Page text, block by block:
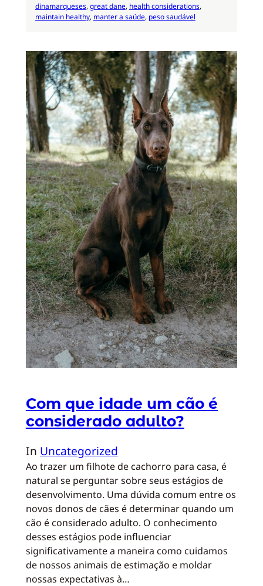
dinamarqueses, great dane, health considerations
maintain healthy, manter a saúde, peso saudável
Com que idade um cão é
considerado adulto?
In Uncategorized
Ao trazer um filhote de cachorro para casa, é
natural se perguntar sobre seus estágios de
desenvolvimento. Uma dúvida comum entre os
novos donos de cães é determinar quando um
cão é considerado adulto. O conhecimento
desses estágios pode influenciar
significativamente a maneira como cuidamos
de nossos animais de estimação e moldar
nossas expectativas à…